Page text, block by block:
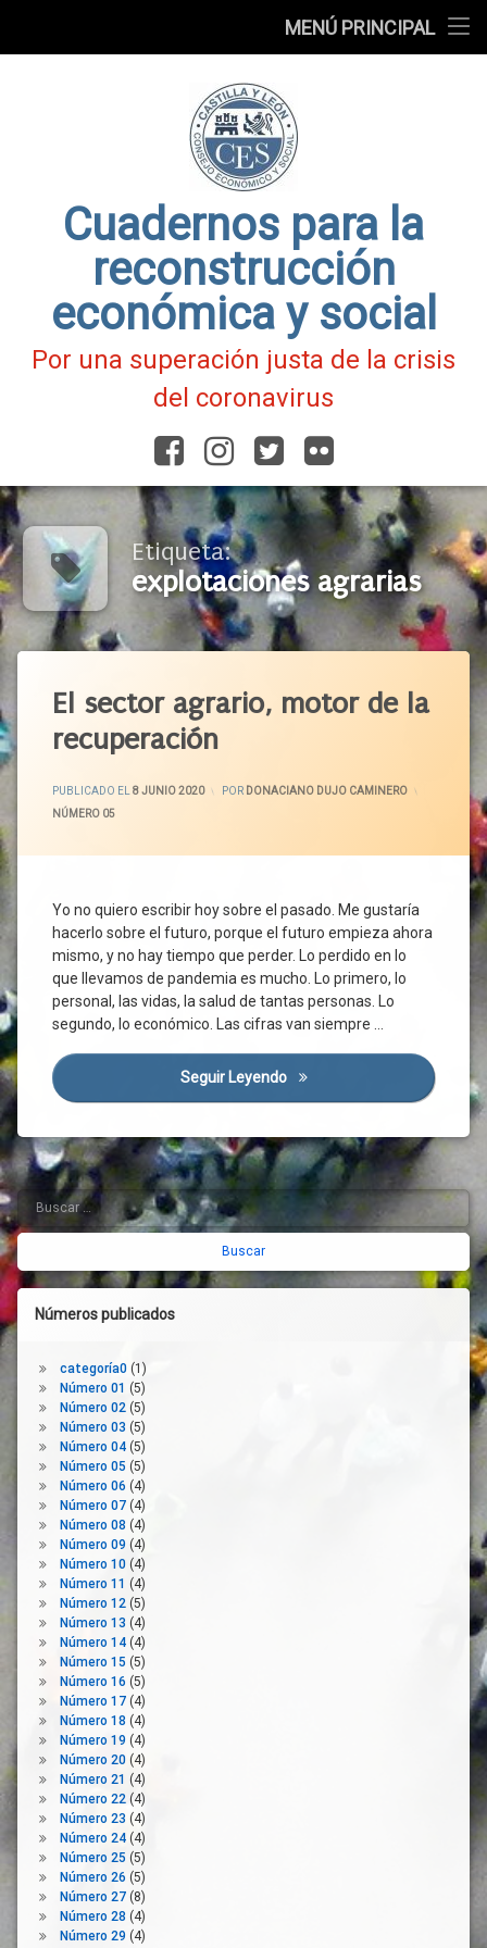
MENÚ PRINCIPAL
Cuadernos para la
reconstrucción
económica y social
Por una superación justa de la crisis
del coronavirus
FacebookInstagram
TwitterFlickr
Etiqueta:
explotaciones agrarias
El sector agrario, motor de la
recuperación
PUBLICADO EL 8 JUNIO 2020 POR DONACIANO DUJO CAMINERO
CATEGORÍAS:
NÚMERO 05
Yo no quiero escribir hoy sobre el pasado. Me gustaría
hacerlo sobre el futuro, porque el futuro empieza ahora
mismo, y no hay tiempo que perder. Lo perdido en lo
que llevamos de pandemia es mucho. Lo primero, lo
personal, las vidas, la salud de tantas personas. Lo
segundo, lo económico. Las cifras van siempre …
Seguir Leyendo El Sector Agrario, Motor De
Agricultores
Alimentos
De
Calidad
Autónomos
Ayudas
Ayudas
Directas
Cambio
Campo
Castilla
Cereal
Cosecha
Covid-
Regionales
Empleo
Empresarios
España
Estado
De
Alarma
Explotaciones
Agrarias
Fondos
Agrícolas
Ganaderos
Industria
Agroalimentaria
Innovación
Medidas
De
Apoyo
Medio
Rural
Mercado
Normativa
OPAS
PAC
Barra
lateral
derecha
Buscar:
Números publicados
categoría0(1)
Número 01 (5)
Número 02(5)
Número 03 (5)
Número 04(5)
Número 05 (5)
Número 06 (4)
Número 07(4)
Número 08 (4)
Número 09 (4)
Número 10(4)
Número 11 (4)
Número 12(5)
Número 13 (4)
Número 14(4)
Número 15 (5)
Número 16 (5)
Número 17(4)
Número 18 (4)
Número 19 (4)
Número 20(4)
Número 21 (4)
Número 22(4)
Número 23 (4)
Número 24(4)
Número 25 (5)
Número 26 (5)
Número 27(8)
Número 28 (4)
Número 29 (4)